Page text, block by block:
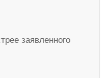
заявленного